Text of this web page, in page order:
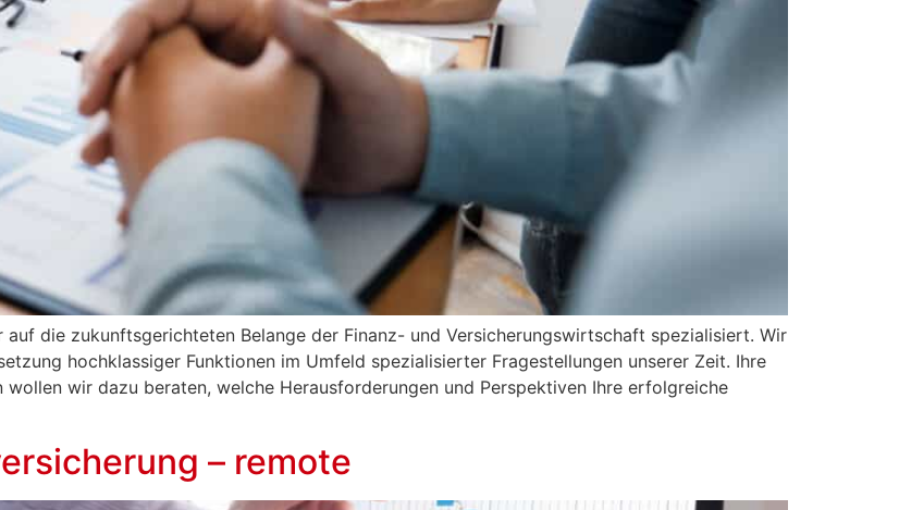
die zukunftsgerichteten Belange der Finanz- und Versicherungswirtschaft spezialisiert. Wir
hochklassiger Funktionen im Umfeld spezialisierter Fragestellungen unserer Zeit. Ihre
wir dazu beraten, welche Herausforderungen und Perspektiven Ihre erfolgreiche
– remote